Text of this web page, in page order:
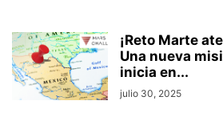
¡Reto Marte
Una nueva
inicia en...
julio 30, 2025